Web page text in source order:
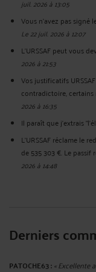
juil. 2026 à 13:05
Vous n'avez pas signé
Le 22 juil. 2026 à 12:07
L’URSSAF peut vous
2026 à 21:53
Vos justificatifs
contradictoire,
2026 à 16:35
Il paraît que j'extrais
L'URSSAF réclame le
de 535 303 €. Le
2026 à 14:48
Derniers
PATOCHE63 :« Excellente